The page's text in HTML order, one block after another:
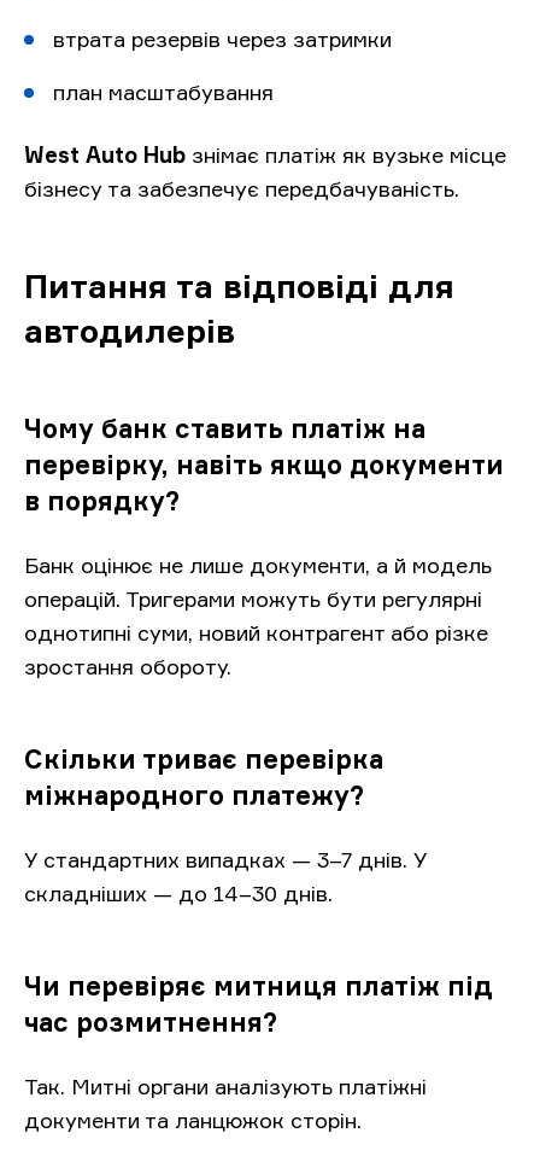
втрата резервів через затримки
план масштабування
West Auto Hub знімає платіж як вузьке місце
бізнесу та забезпечує передбачуваність.
Питання та відповіді для
автодилерів
Чому банк ставить платіж на
перевірку, навіть якщо документи
в порядку?
Банк оцінює не лише документи, а й модель
операцій. Тригерами можуть бути регулярні
однотипні суми, новий контрагент або різке
зростання обороту.
Скільки триває перевірка
міжнародного платежу?
У стандартних випадках — 3–7 днів. У
складніших — до 14–30 днів.
Чи перевіряє митниця платіж під
час розмитнення?
Так. Митні органи аналізують платіжні
документи та ланцюжок сторін.